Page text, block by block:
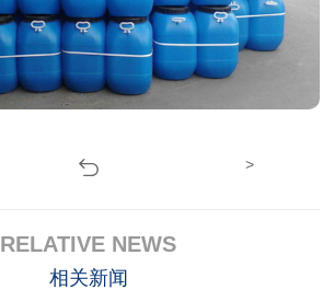
>
RELATIVE NEWS
相关新闻